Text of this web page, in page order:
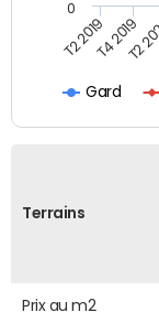
Gard
T2 2019T4 2019
T2
0
Terrains
Prix au m2